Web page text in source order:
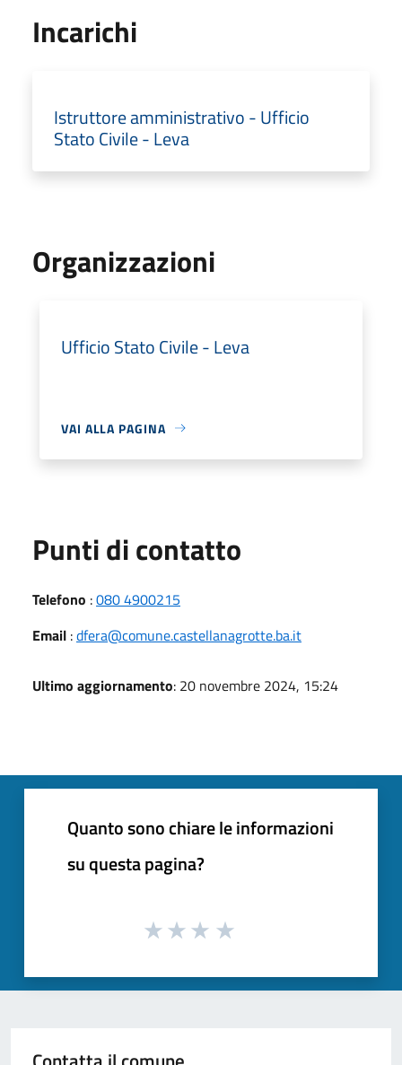
Incarichi
Istruttore amministrativo - Ufficio
Stato Civile - Leva
Organizzazioni
Ufficio Stato Civile - Leva
VAI ALLA PAGINA
Punti di contatto
Telefono :080 4900215
Email :dfera@comune.castellanagrotte.ba.it
Ultimo aggiornamento: 20 novembre 2024, 15:24
Quanto sono chiare le informazioni
su questa pagina?